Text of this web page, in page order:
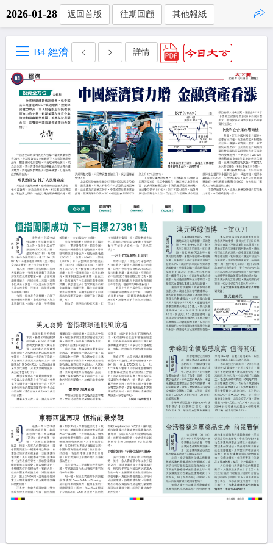
2026-01-28 返回首版 往期回顧 其他報紙
B4 經濟 詳情